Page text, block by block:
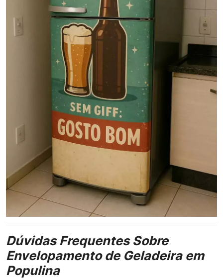
Dúvidas Frequentes Sobre
Envelopamento de Geladeira em
Populina